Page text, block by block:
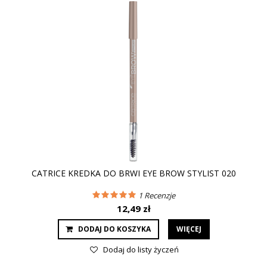
CATRICE KREDKA DO BRWI EYE BROW STYLIST 020
1 Recenzje
12,49 zł
DODAJ DO KOSZYKA WIĘCEJ
Dodaj do listy życzeń